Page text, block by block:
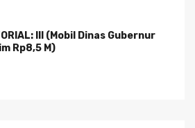
III (Mobil Dinas Gubernur
Rp8,5 M)